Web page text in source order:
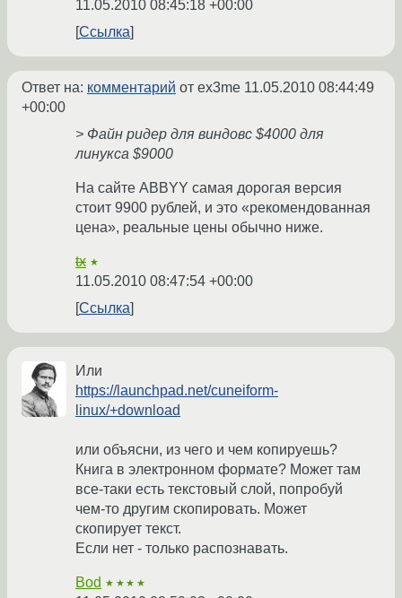
11.05.2010 08:45:18 +00:00
Ссылка
Ответ на: комментарий от ex3me 11.05.2010 08:44:49
+00:00
> Файн ридер для виндовс $4000 для
линукса $9000
На сайте ABBYY самая дорогая версия
стоит 9900 рублей, и это «рекомендованная
цена», реальные цены обычно ниже.
tx ★
11.05.2010 08:47:54 +00:00
Ссылка
Или
https://launchpad.net/cuneiform-
linux/+download
или объясни, из чего и чем копируешь?
Книга в электронном формате? Может там
все-таки есть текстовый слой, попробуй
чем-то другим скопировать. Может
скопирует текст.
Если нет - только распознавать.
Bod ★★★★